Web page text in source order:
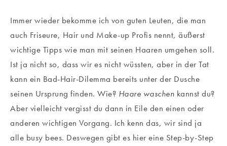
Immer wieder bekomme ich von guten Leuten, die man
auch Friseure, Hair und Make-up Profis nennt, äußerst
wichtige Tipps wie man mit seinen Haaren umgehen soll.
Ist ja nicht so, dass wir es nicht wüssten, aber in der Tat
kann ein Bad-Hair-Dilemma bereits unter der Dusche
seinen Ursprung finden. Wie? Haare waschen kannst du?
Aber vielleicht vergisst du dann in Eile den einen oder
anderen wichtigen Vorgang. Ich kenn das, wir sind ja
alle busy bees. Deswegen gibt es hier eine Step-by-Step